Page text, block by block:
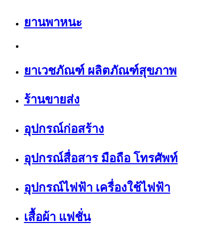
ยานพาหนะ
ยาเวชภัณฑ์ ผลิตภัณฑ์สุขภาพ
ร้านขายส่ง
อุปกรณ์ก่อสร้าง
อุปกรณ์สื่อสาร มือถือ โทรศัพท์
อุปกรณ์ไฟฟ้า เครื่องใช้ไฟฟ้า
เสื้อผ้า แฟชั่น